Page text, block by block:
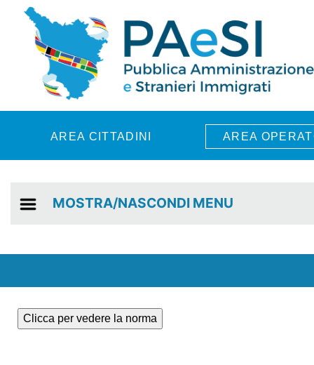
Skip to main content
AREA CITTADINI AREA
MOSTRA/NASCONDI MENU
Clicca per vedere la norma